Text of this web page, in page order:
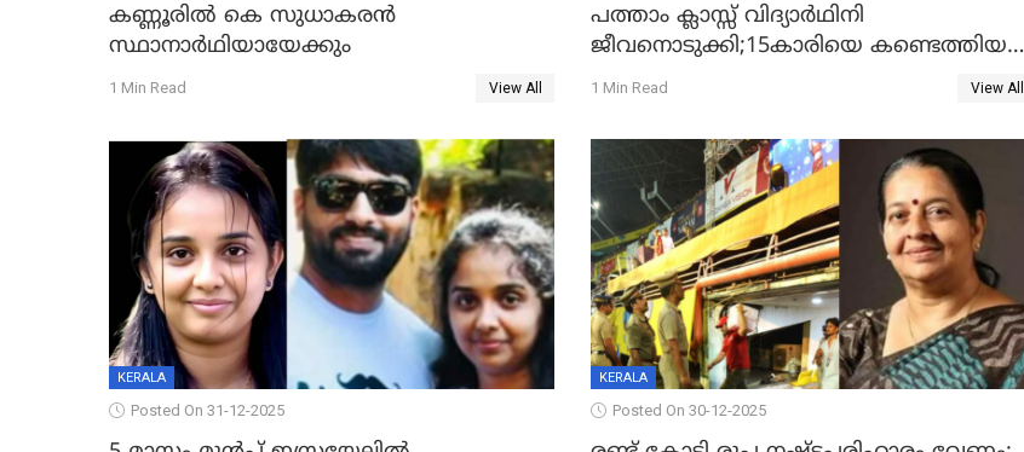
കണ്ണൂരിൽ കെ സുധാകരൻ
സ്ഥാനാർഥിയായേക്കും
1 Min Read View All
പത്താം ക്ലാസ്സ് വിദ്യാര്‍ഥിനി
ജീവനൊടുക്കി;15കാരിയെ കണ്ടെത്തിയത്
കിടപ്പുമുറിയില്‍ തൂങ്ങി മരിച്ച നിലയിൽ
1 Min Read View All
KERALA
Posted On 31-12-2025
KERALA
Posted On 30-12-2025